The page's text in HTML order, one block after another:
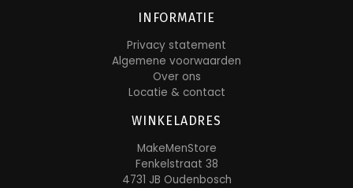
INFORMATIE
Privacy statement
Algemene voorwaarden
Over ons
Locatie & contact
WINKELADRES
MakeMenStore
Fenkelstraat 38
4731 JB Oudenbosch